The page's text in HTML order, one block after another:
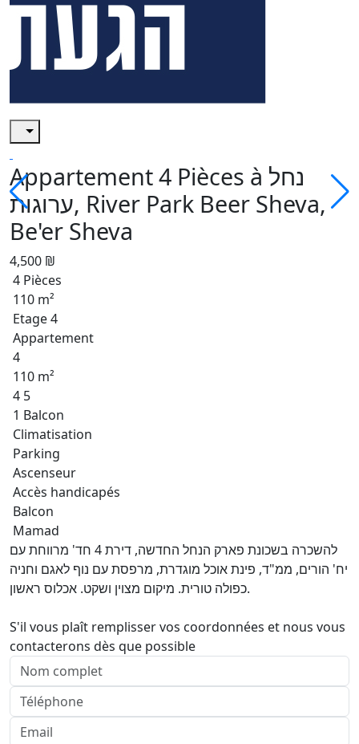
Appartement 4 Pièces à נחל
ערוגות, River Park Beer Sheva,
Be'er Sheva
4,500 ₪
4 Pièces
110 m²
Etage 4
Appartement
4
110 m²
4 5
1 Balcon
Climatisation
Parking
Ascenseur
Accès handicapés
Balcon
Mamad
להשכרה בשכונת פארק הנחל החדשה, דירת 4 חד' מרווחת עם
יח' הורים, ממ"ד, פינת אוכל מוגדרת, מרפסת עם נוף לאגם וחניה
כפולה טורית. מיקום מצוין ושקט. אכלוס ראשון.
S'il vous plaît remplisser vos coordonnées et nous vous
contacterons dès que possible